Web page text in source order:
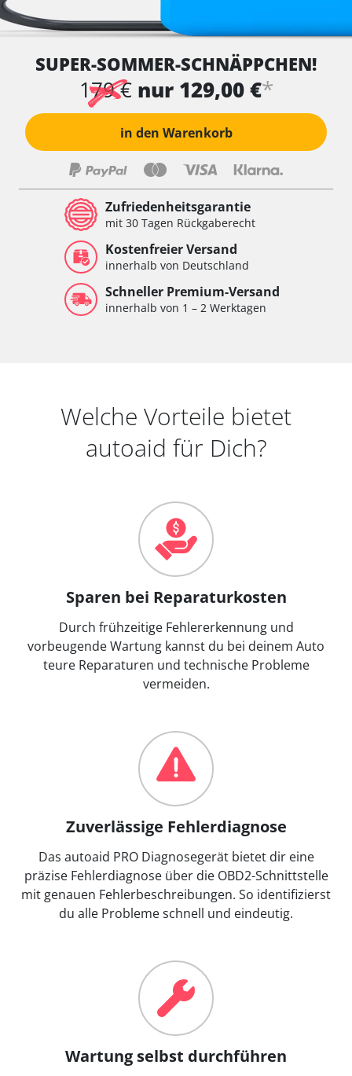
SUPER-SOMMER-SCHNÄPPCHEN!
179 € nur 129,00 €*
in den Warenkorb
Zufriedenheitsgarantie
mit 30 Tagen Rückgaberecht
Kostenfreier Versand
innerhalb von Deutschland
Schneller Premium-Versand
innerhalb von 1 – 2 Werktagen
Welche Vorteile bietet
autoaid für Dich?
Sparen bei Reparaturkosten
Durch frühzeitige Fehlererkennung und
vorbeugende Wartung kannst du bei deinem Auto
teure Reparaturen und technische Probleme
vermeiden.
Zuverlässige Fehlerdiagnose
Das autoaid PRO Diagnosegerät bietet dir eine
präzise Fehlerdiagnose über die OBD2-Schnittstelle
mit genauen Fehlerbeschreibungen. So identifizierst
du alle Probleme schnell und eindeutig.
Wartung selbst durchführen